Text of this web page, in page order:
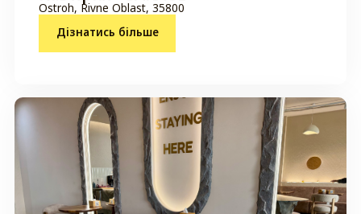
Ostroh, Rivne Oblast, 35800
Дізнатись більше